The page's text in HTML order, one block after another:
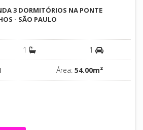
3 DORMITÓRIOS NA PONTE
- SÃO PAULO
1 1
Área: 54.00m²